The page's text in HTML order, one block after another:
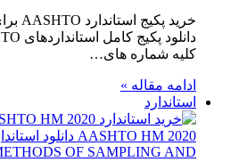
کلیه شماره های…
ادامه مقاله »
استاندارد